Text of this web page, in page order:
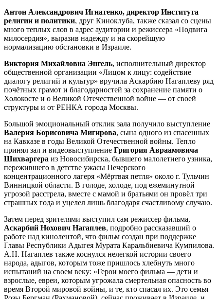
Антон Александрович Игнатенко, директор Института
религии и политики, друг Киноклуба, также сказал со сцены
много теплых слов в адрес аудитории и режиссера «Подвига
милосердия», выразив надежду и на скорейшую
нормализацию обстановки в Израиле.
Виктория Михайловна Энгель, исполнительный директор
общественной организации «Лицом к лицу: содействие
диалогу религий и культур» вручила Аскарбию Нагаплеву ряд
почётных грамот и благодарностей за сохранение памяти о
Холокосте и о Великой Отечественной войне — от своей
структуры и от РЕНКА города Москвы.
Большой эмоциональный отклик зала получило выступление
Валерия Борисовича Мигирова, сына одного из спасенных
на Кавказе в годы Великой Отечественной войны. Тепло
принял зал и видеовыступление Григория Авраамовича
Шихваргера из Новосибирска, бывшего малолетнего узника,
пережившего в детстве ужасы Печерского
концентрационного лагеря «Мёртвая петля» около г. Тульчин
Винницкой области. В голоде, холоде, под ежеминутной
угрозой расстрела, вместе с мамой и братьями он провёл три
страшных года и уцелел лишь благодаря счастливому случаю.
Затем перед зрителями выступил сам режиссер фильма,
Аскарбий Нохович Нагаплев, подробно рассказавший о
работе над кинолентой, что фильм создан при поддержке
Главы Республики Адыгея Мурата Каральбиевича Кумпилова.
А.Н. Нагаплев также коснулся нелегкой истории своего
народа, адыгов, которым тоже пришлось хлебнуть много
испытаний на своем веку: «Герои моего фильма — дети и
взрослые, евреи, которым угрожала смертельная опасность во
время Второй мировой войны, и те, кто спасал их. Это семья